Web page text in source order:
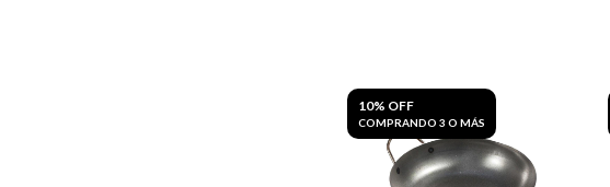
10% OFF
COMPRANDO 3 O MÁS